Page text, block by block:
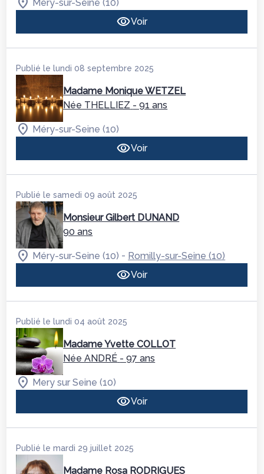
Méry-sur-Seine (10)
Voir
Publié le lundi 08 septembre 2025
Madame Monique WETZEL
Née THELLIEZ - 91 ans
Méry-sur-Seine (10)
Voir
Publié le samedi 09 août 2025
Monsieur Gilbert DUNAND
90 ans
Méry-sur-Seine (10) - Romilly-sur-Seine (10)
Voir
Publié le lundi 04 août 2025
Madame Yvette COLLOT
Née ANDRÉ - 97 ans
Mery sur Seine (10)
Voir
Publié le mardi 29 juillet 2025
Madame Rosa RODRIGUES